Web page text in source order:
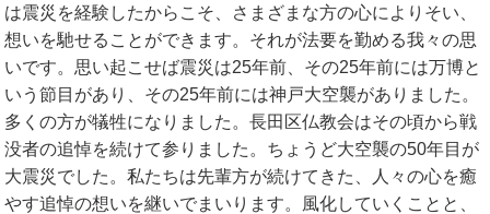
は震災を経験したからこそ、さまざまな方の心によりそい、
想いを馳せることができます。それが法要を勤める我々の思
いです。思い起こせば震災は25年前、その25年前には万博と
いう節目があり、その25年前には神戸大空襲がありました。
多くの方が犠牲になりました。長田区仏教会はその頃から戦
没者の追悼を続けて参りました。ちょうど大空襲の50年目が
大震災でした。私たちは先輩方が続けてきた、人々の心を癒
やす追悼の想いを継いでまいります。風化していくことと、